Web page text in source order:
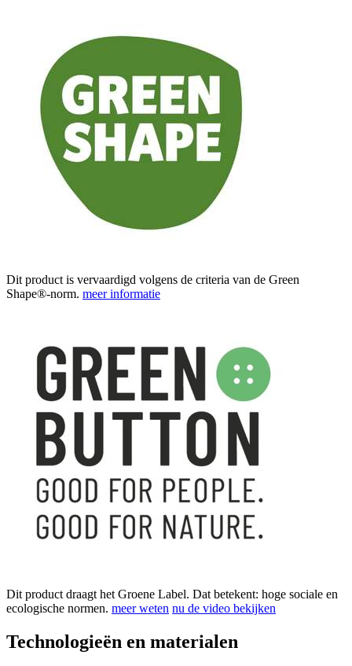
Dit product is vervaardigd volgens de criteria van de Green
Shape®-norm. meer informatie
Dit product draagt het Groene Label. Dat betekent: hoge sociale en
ecologische normen. meer weten nu de video bekijken
Technologieën en materialen